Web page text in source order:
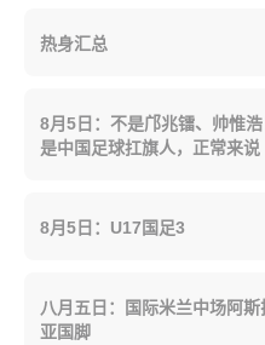
热身汇总
8月5日：不是邝兆镭、帅惟
是中国足球扛旗人，正常来说
8月5日：U17国足3
八月五日：国际米兰中场阿
亚国脚